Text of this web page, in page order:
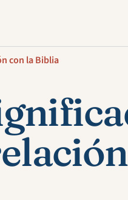
con la Biblia